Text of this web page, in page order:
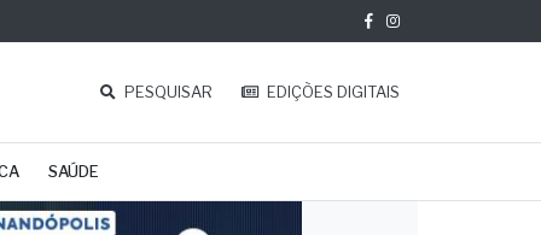
PESQUISAR EDIÇÕES DIGITAIS
SAÚDE